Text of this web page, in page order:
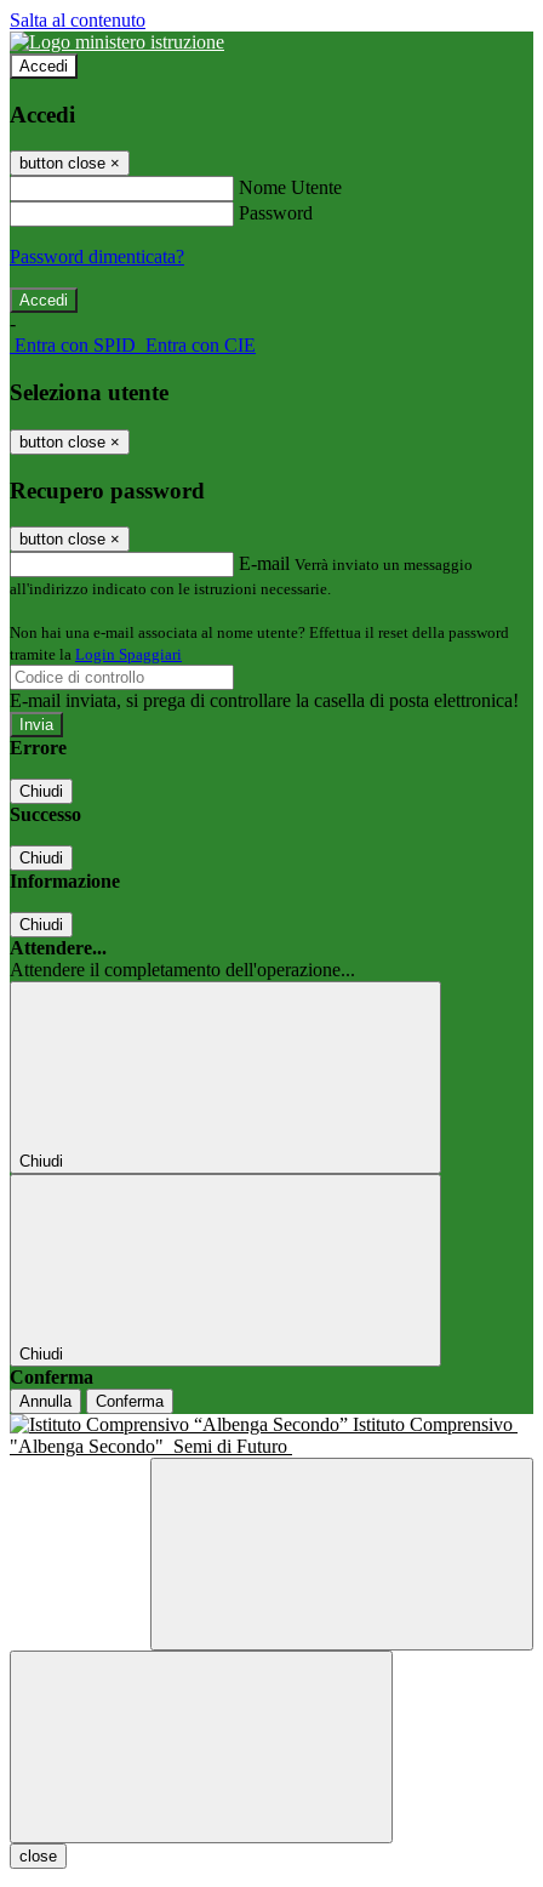
Salta al contenuto
Accedi
Accedi
button close ×
Nome Utente
Password
Password dimenticata?
-
Entra con SPID Entra con CIE
Seleziona utente
button close ×
Recupero password
button close ×
E-mail Verrà inviato un messaggio
all'indirizzo indicato con le istruzioni necessarie.
Non hai una e-mail associata al nome utente? Effettua il reset della password
tramite la Login Spaggiari
E-mail inviata, si prega di controllare la casella di posta elettronica!
Errore
Chiudi
Successo
Chiudi
Informazione
Chiudi
Attendere...
Attendere il completamento dell'operazione...
Chiudi
Chiudi
Conferma
Annulla Conferma
Istituto Comprensivo
"Albenga Secondo" Semi di Futuro
close